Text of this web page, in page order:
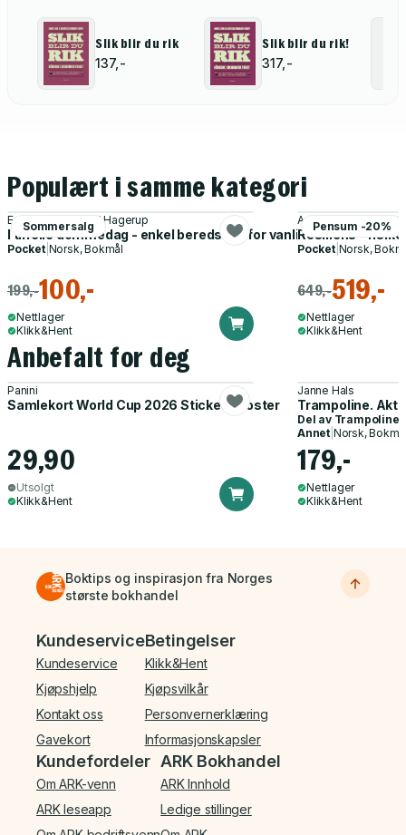
Slik blir du rik
137,-
Slik blir du rik!
317,-
Populært i samme kategori
Sommersalg
Egil Aslak Aursand Hagerup
I tilfelle dommedag - enkel beredskap for vanlige folk
Pocket| Norsk, Bokmål
199,-100,-
Nettlager
Klikk&Hent
Pensum -20%
Anne Inger Helmen
Resiliens -
Pocket| Norsk,
649,-519,-
Nettlager
Klikk&Hent
Anbefalt for deg
Panini
Samlekort World Cup 2026 Sticker Booster
29,90
Utsolgt
Klikk&Hent
Janne Hals
Trampoline.
Del av Trampoline
Annet| Norsk,
179,-
Nettlager
Klikk&Hent
Boktips og inspirasjon fra Norges
største bokhandel
Bunnmeny
Kundeservice
Kundeservice
Kjøpshjelp
Kontakt oss
Gavekort
Betingelser
Klikk&Hent
Kjøpsvilkår
Personvernerklæring
Informasjonskapsler
Kundefordeler
Om ARK-venn
ARK leseapp
ARK Bokhandel
ARK Innhold
Ledige stillinger